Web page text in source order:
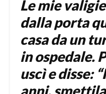
Le mie
dalla porta
casa da un
in ospedale.
uscì e disse:
anni,